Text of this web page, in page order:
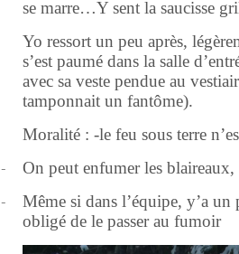
se marre…Y sent la saucisse
Yo ressort un peu après,
s’est paumé dans la salle
avec sa veste pendue au
tamponnait un fantôme).
Moralité : -le feu sous terre
- On peut enfumer les blaireaux,
-
Même si dans l’équipe, y’a un
obligé de le passer au fumoir